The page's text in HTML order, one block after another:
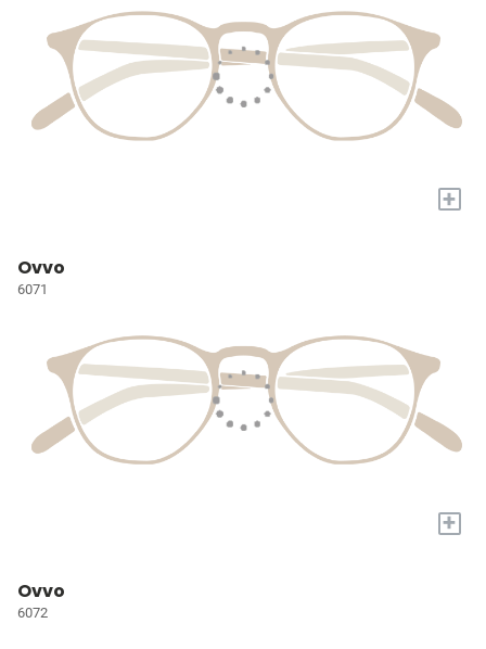
+
Ovvo
6071
+
Ovvo
6072